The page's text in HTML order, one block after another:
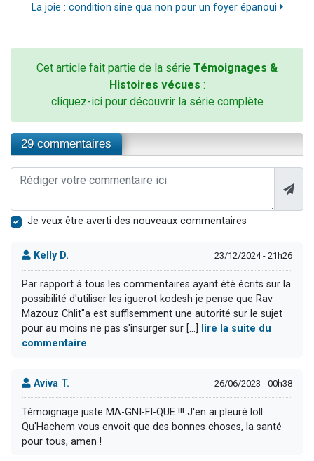
La joie : condition sine qua non pour un foyer épanoui
Cet article fait partie de la série Témoignages &
Histoires vécues :
cliquez-ici pour découvrir la série complète
29 commentaires
Je veux être averti des nouveaux commentaires
Kelly D. 23/12/2024 - 21h26
Par rapport à tous les commentaires ayant été écrits sur la
possibilité d'utiliser les iguerot kodesh je pense que Rav
Mazouz Chlit"a est suffisemment une autorité sur le sujet
pour au moins ne pas s'insurger sur [...] lire la suite du
commentaire
Aviva T. 26/06/2023 - 00h38
Témoignage juste MA-GNI-FI-QUE !!! J'en ai pleuré loll.
Qu'Hachem vous envoit que des bonnes choses, la santé
pour tous, amen !